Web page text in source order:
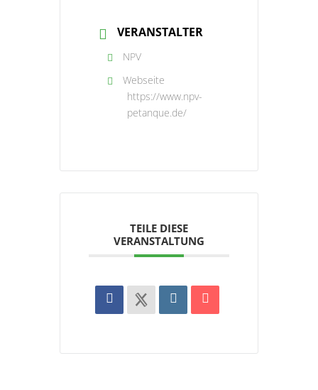
VERANSTALTER
NPV
Webseite
https://www.npv-
petanque.de/
TEILE DIESE
VERANSTALTUNG